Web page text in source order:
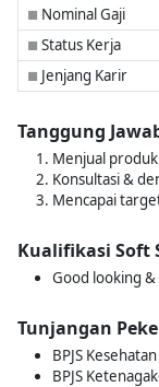
■ Nominal Gaji
■ Status Kerja
■ Jenjang Karir
Tanggung
Menjual
Konsultasi &
Mencapai
Kualifikasi Soft
Good looking
Tunjangan
BPJS Kesehatan
BPJS